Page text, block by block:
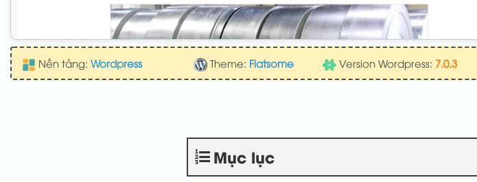
Nền tảng: Wordpress Theme: Flatsome Version Wordpress: 7.0.3
Mục lục